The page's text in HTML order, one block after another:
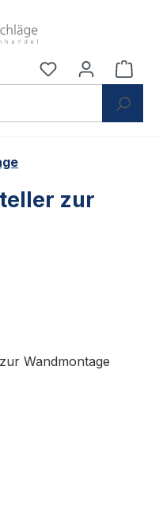
Du hast 0
zur